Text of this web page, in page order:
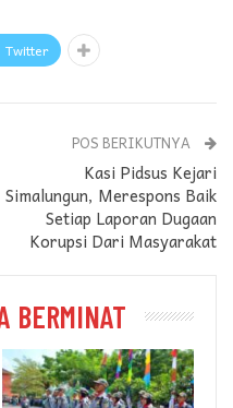
Twitter
POS BERIKUTNYA
Kasi Pidsus Kejari
Simalungun, Merespons Baik
Setiap Laporan Dugaan
Korupsi Dari Masyarakat
BERMINAT